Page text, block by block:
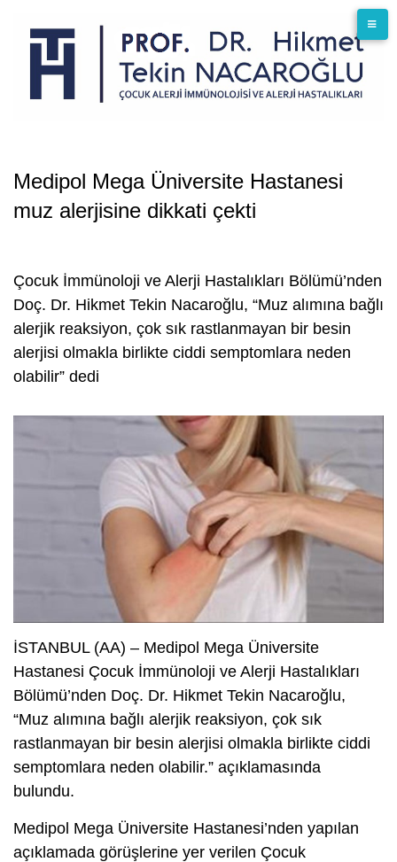
content
Medipol Mega Üniversite Hastanesi
muz alerjisine dikkati çekti
Çocuk İmmünoloji ve Alerji Hastalıkları Bölümü’nden
Doç. Dr. Hikmet Tekin Nacaroğlu, “Muz alımına bağlı
alerjik reaksiyon, çok sık rastlanmayan bir besin
alerjisi olmakla birlikte ciddi semptomlara neden
olabilir” dedi
İSTANBUL (AA) – Medipol Mega Üniversite
Hastanesi Çocuk İmmünoloji ve Alerji Hastalıkları
Bölümü’nden Doç. Dr. Hikmet Tekin Nacaroğlu,
“Muz alımına bağlı alerjik reaksiyon, çok sık
rastlanmayan bir besin alerjisi olmakla birlikte ciddi
semptomlara neden olabilir.” açıklamasında
bulundu.
Medipol Mega Üniversite Hastanesi’nden yapılan
açıklamada görüşlerine yer verilen Çocuk